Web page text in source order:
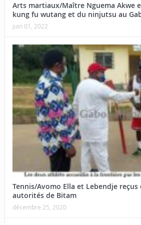
Arts martiaux/Maître Nguema Akwe
kung fu wutang et du ninjutsu au
juin 01, 2022
Tennis/Avomo Ella et Lebendje
autorités de Bitam
décembre 25, 2020